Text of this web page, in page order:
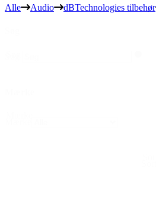
Alle Audio dBTechnologies tilbehør